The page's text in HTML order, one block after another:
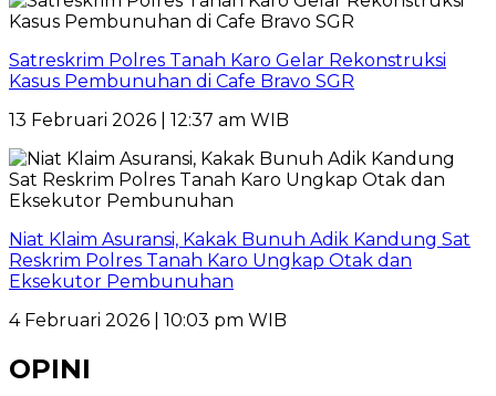
Satreskrim Polres Tanah Karo Gelar Rekonstruksi
Kasus Pembunuhan di Cafe Bravo SGR
13 Februari 2026 | 12:37 am WIB
Niat Klaim Asuransi, Kakak Bunuh Adik Kandung Sat
Reskrim Polres Tanah Karo Ungkap Otak dan
Eksekutor Pembunuhan
4 Februari 2026 | 10:03 pm WIB
OPINI